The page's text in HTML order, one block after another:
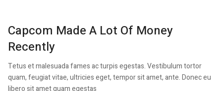
Capcom Made A Lot Of Money
Recently
Tetus et malesuada fames ac turpis egestas. Vestibulum tortor
quam, feugiat vitae, ultricies eget, tempor sit amet, ante. Donec eu